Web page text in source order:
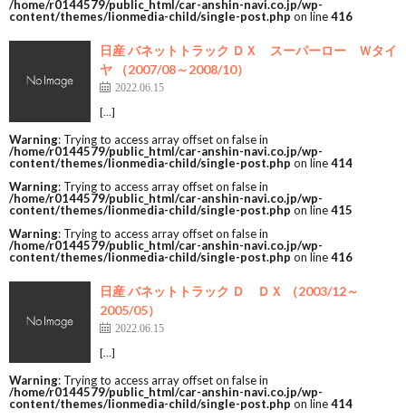
/home/r0144579/public_html/car-anshin-navi.co.jp/wp-
content/themes/lionmedia-child/single-post.php on line416
日産 バネットトラック ＤＸ スーパーロー Ｗタイ
ヤ （2007/08～2008/10）
2022.06.15
[…]
Warning: Trying to access array offset on false in
/home/r0144579/public_html/car-anshin-navi.co.jp/wp-
content/themes/lionmedia-child/single-post.php on line414
Warning: Trying to access array offset on false in
/home/r0144579/public_html/car-anshin-navi.co.jp/wp-
content/themes/lionmedia-child/single-post.php on line415
Warning: Trying to access array offset on false in
/home/r0144579/public_html/car-anshin-navi.co.jp/wp-
content/themes/lionmedia-child/single-post.php on line416
日産 バネットトラック Ｄ ＤＸ （2003/12～
2005/05）
2022.06.15
[…]
Warning: Trying to access array offset on false in
/home/r0144579/public_html/car-anshin-navi.co.jp/wp-
content/themes/lionmedia-child/single-post.php on line414